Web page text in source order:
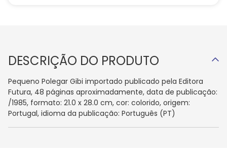
DESCRIÇÃO DO PRODUTO
Pequeno Polegar Gibi importado publicado pela Editora
Futura, 48 páginas aproximadamente, data de publicação:
/1985, formato: 21.0 x 28.0 cm, cor: colorido, origem:
Portugal, idioma da publicação: Português (PT)